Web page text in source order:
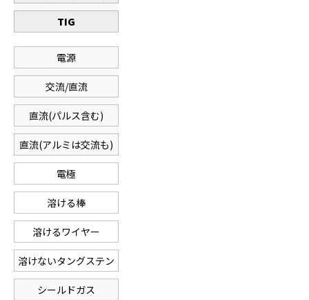
TIG
電源
交流/直流
直流(パルス含む)
直流(アルミは交流も)
電極
溶ける棒
溶けるワイヤー
溶けないタングステン
シールドガス